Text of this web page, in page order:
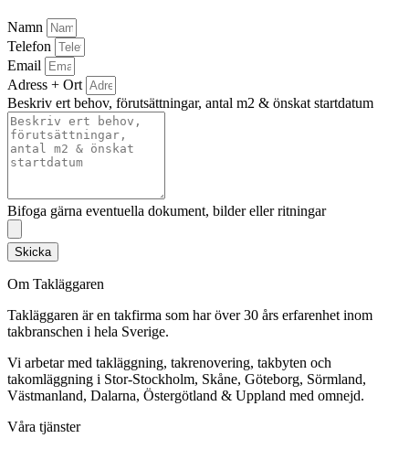
Namn
Telefon
Email
Adress + Ort
Beskriv ert behov, förutsättningar, antal m2 & önskat startdatum
Bifoga gärna eventuella dokument, bilder eller ritningar
Skicka
Om Takläggaren
Takläggaren är en takfirma som har över 30 års erfarenhet inom
takbranschen i hela Sverige.
Vi arbetar med takläggning, takrenovering, takbyten och
takomläggning i Stor-Stockholm, Skåne, Göteborg, Sörmland,
Västmanland, Dalarna, Östergötland & Uppland med omnejd.
Våra tjänster